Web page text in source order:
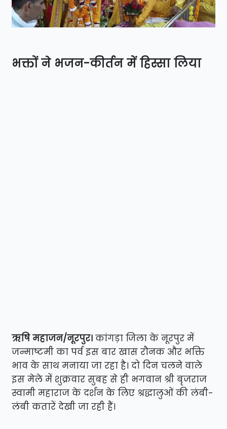
भक्तों ने भजन-कीर्तन में हिस्सा लिया
ऋषि महाजन/नूरपुर। कांगड़ा जिला के नूरपुर में
जन्माष्टमी का पर्व इस बार खास रौनक और भक्ति
भाव के साथ मनाया जा रहा है। दो दिन चलने वाले
इस मेले में शुक्रवार सुबह से ही भगवान श्री बृजराज
स्वामी महाराज के दर्शन के लिए श्रद्धालुओं की लंबी-
लंबी कतारें देखी जा रही हैं।